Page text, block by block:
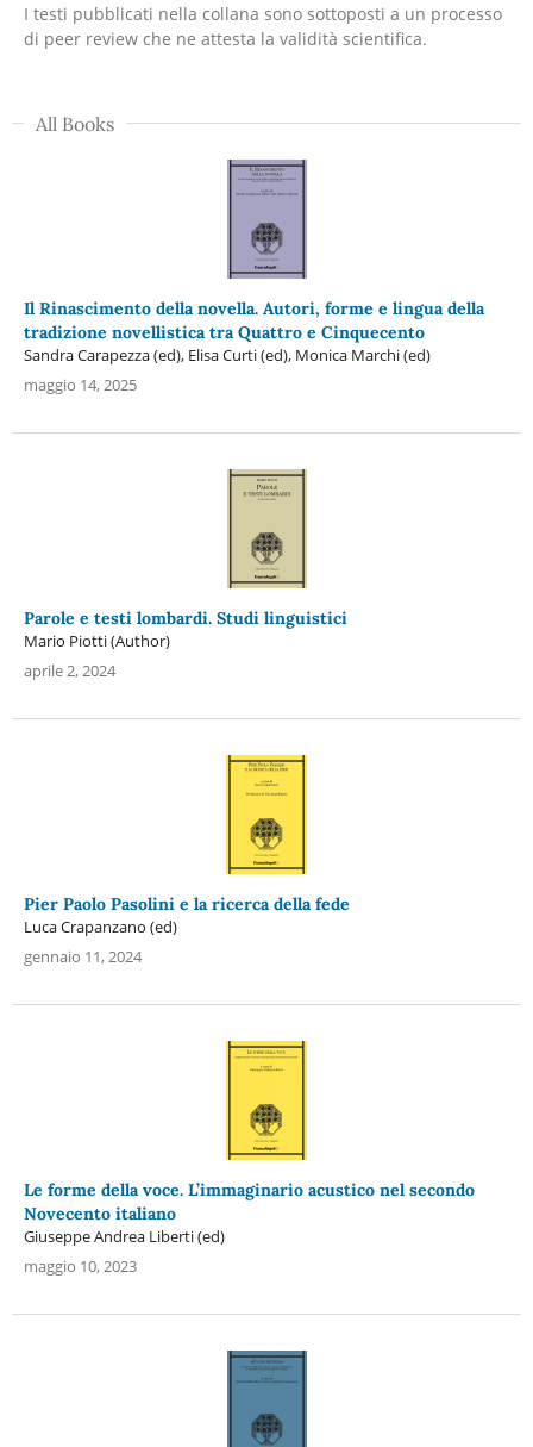
I testi pubblicati nella collana sono sottoposti a un processo
di peer review che ne attesta la validità scientifica.
All Books
Il Rinascimento della novella. Autori, forme e lingua della
tradizione novellistica tra Quattro e Cinquecento
Sandra Carapezza (ed), Elisa Curti (ed), Monica Marchi (ed)
maggio 14, 2025
Parole e testi lombardi. Studi linguistici
Mario Piotti (Author)
aprile 2, 2024
Pier Paolo Pasolini e la ricerca della fede
Luca Crapanzano (ed)
gennaio 11, 2024
Le forme della voce. L’immaginario acustico nel secondo
Novecento italiano
Giuseppe Andrea Liberti (ed)
maggio 10, 2023